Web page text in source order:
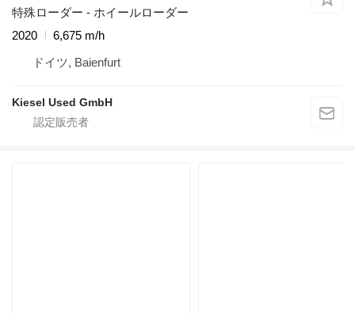
特殊ローダー - ホイールローダー
2020
6,675 m/h
ドイツ, Baienfurt
Kiesel Used GmbH